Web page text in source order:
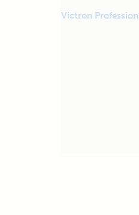
Victron